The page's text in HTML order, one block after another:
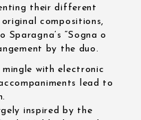
their different
compositions,
“Sogna o
by the duo.
with electronic
lead to
inspired by the